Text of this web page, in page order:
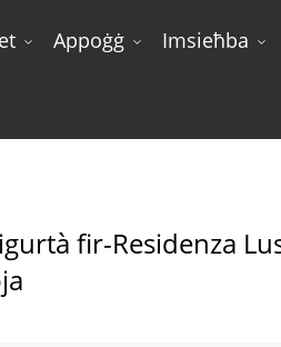
Appoġġ Imsieħba
fir-Residenza